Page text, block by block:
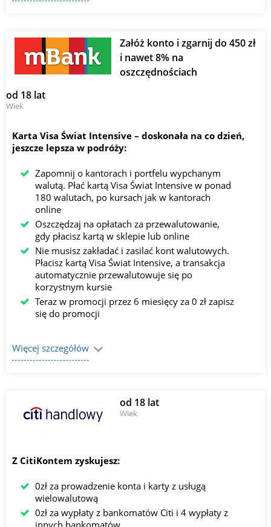
Załóż konto i zgarnij do 450 zł
i nawet 8% na
oszczędnościach
od 18 lat
Wiek
Karta Visa Świat Intensive ⁠–⁠ doskonała na co dzień,
jeszcze lepsza w podróży:
Zapomnij o kantorach i portfelu wypchanym
walutą. Płać kartą Visa Świat Intensive w ponad
180 walutach, po kursach jak w kantorach
online
Oszczędzaj na opłatach za przewalutowanie,
gdy płacisz kartą w sklepie lub online
Nie musisz zakładać i zasilać kont walutowych.
Płacisz kartą Visa Świat Intensive, a transakcja
automatycznie przewalutowuje się po
korzystnym kursie
Teraz w promocji przez 6 miesięcy za 0 zł zapisz
się do promocji
Więcej szczegółów
od 18 lat
Wiek
Z CitiKontem zyskujesz:
0zł za prowadzenie konta i karty z usługą
wielowalutową
0zł za wypłaty z bankomatów Citi i 4 wypłaty z